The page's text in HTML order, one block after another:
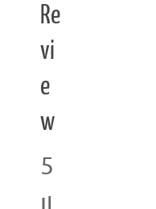
Re
vi
e
w
5